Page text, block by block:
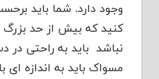
وجود دارد. شما باید
کنید که بیش از حد
نباشد باید به راحتی در
مسواک باید به اندازه